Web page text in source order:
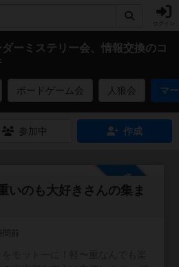
ーミステリー会、情報交換のコ
ボードゲーム会 人狼会 マ
参加中 作成
参加自由
いのも大好きさんの集ま
前